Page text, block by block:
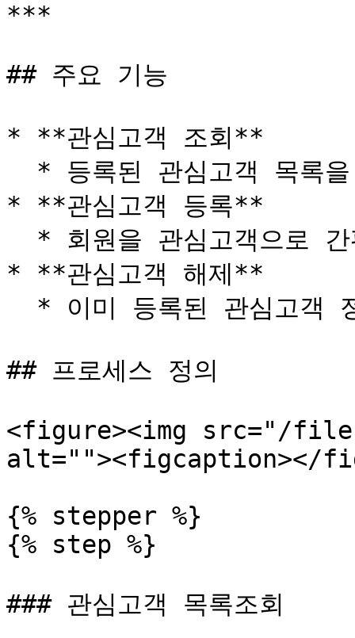
***
## 주요 기능
* **관심고객 조회**
* **관심고객 등록**
* **관심고객 해제**
## 프로세스 정의
<figure><img src="/files/
alt=""><figcaption></
{% stepper %}
{% step %}
### 관심고객 목록조회